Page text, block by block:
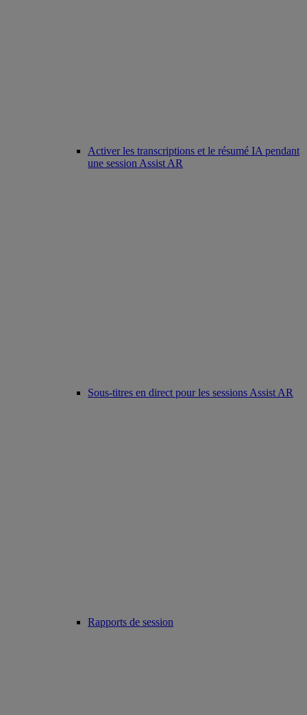
Activer les transcriptions et le résumé IA pendant
une session Assist AR
Sous-titres en direct pour les sessions Assist AR
Rapports de session